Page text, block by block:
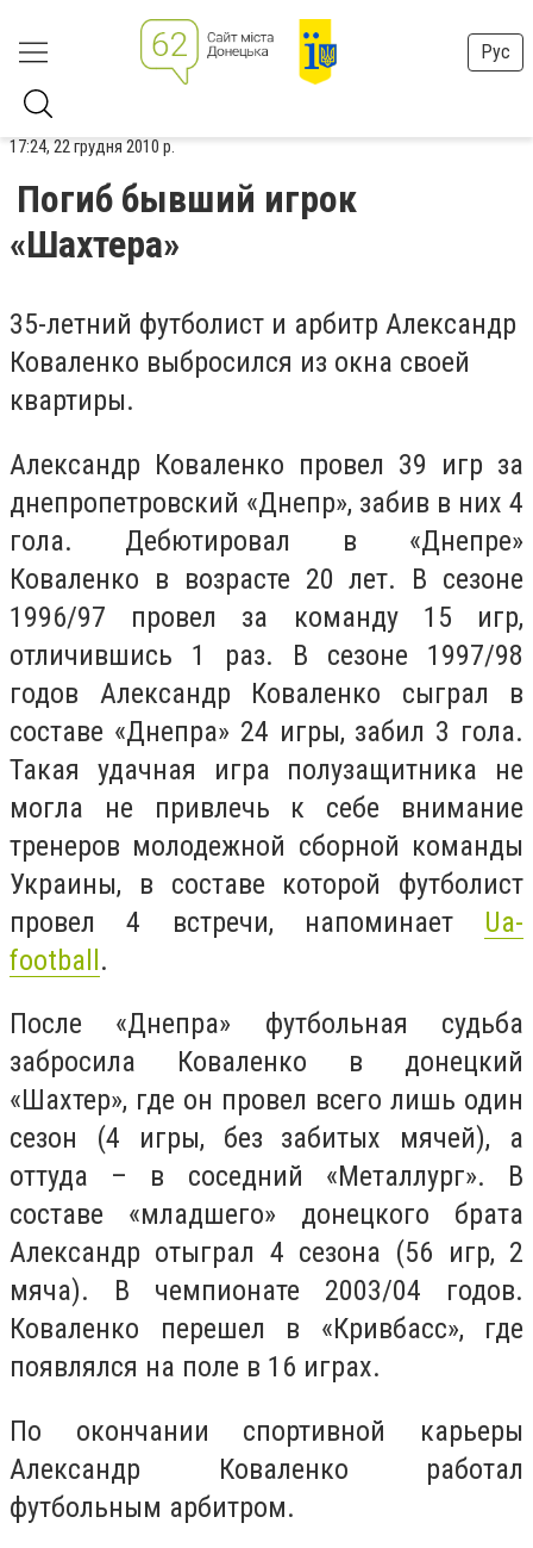
Рус
17:24, 22 грудня 2010 р.
Погиб бывший игрок
«Шахтера»
35-летний футболист и арбитр Александр
Коваленко выбросился из окна своей
квартиры.
Александр Коваленко провел 39 игр за
днепропетровский «Днепр», забив в них 4
гола. Дебютировал в «Днепре»
Коваленко в возрасте 20 лет. В сезоне
1996/97 провел за команду 15 игр,
отличившись 1 раз. В сезоне 1997/98
годов Александр Коваленко сыграл в
составе «Днепра» 24 игры, забил 3 гола.
Такая удачная игра полузащитника не
могла не привлечь к себе внимание
тренеров молодежной сборной команды
Украины, в составе которой футболист
провел 4 встречи, напоминает Ua-
football.
После «Днепра» футбольная судьба
забросила Коваленко в донецкий
«Шахтер», где он провел всего лишь один
сезон (4 игры, без забитых мячей), а
оттуда – в соседний «Металлург». В
составе «младшего» донецкого брата
Александр отыграл 4 сезона (56 игр, 2
мяча). В чемпионате 2003/04 годов.
Коваленко перешел в «Кривбасс», где
появлялся на поле в 16 играх.
По окончании спортивной карьеры
Александр Коваленко работал
футбольным арбитром.